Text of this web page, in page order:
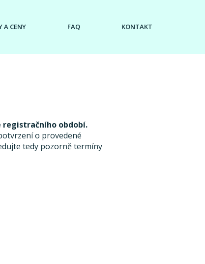
A CENY FAQ KONTAKT
registračního období.
o provedené
tedy pozorně termíny